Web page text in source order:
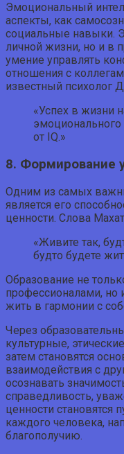
Эмоциональный
аспекты, как
социальные навыки.
личной жизни, но и в
умение управлять
отношения с
известный психолог
«Успех в жизни
эмоционального
от IQ.»
8. Формирование
Одним из самых
является его
ценности. Слова
«Живите так,
будто будете
Образование не
профессионалами,
жить в гармонии с
Через
культурные,
затем становятся
взаимодействия с
осознавать
справедливость,
ценности становятся
каждого человека,
благополучию.